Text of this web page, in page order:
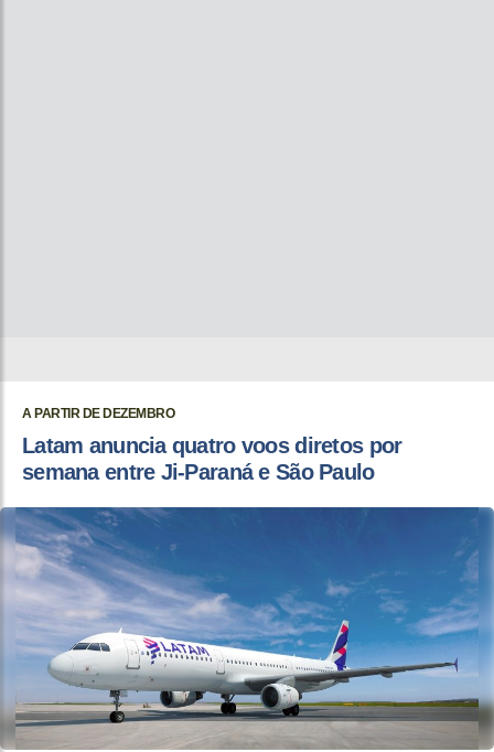
A PARTIR DE DEZEMBRO
Latam anuncia quatro voos diretos por
semana entre Ji-Paraná e São Paulo